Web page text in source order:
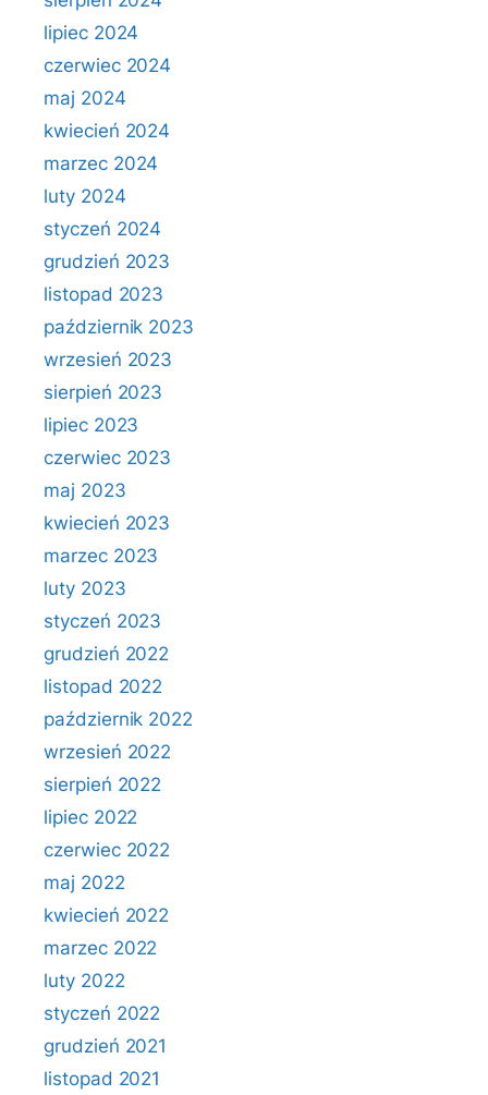
lipiec 2024
czerwiec 2024
maj 2024
kwiecień 2024
marzec 2024
luty 2024
styczeń 2024
grudzień 2023
listopad 2023
październik 2023
wrzesień 2023
sierpień 2023
lipiec 2023
czerwiec 2023
maj 2023
kwiecień 2023
marzec 2023
luty 2023
styczeń 2023
grudzień 2022
listopad 2022
październik 2022
wrzesień 2022
sierpień 2022
lipiec 2022
czerwiec 2022
maj 2022
kwiecień 2022
marzec 2022
luty 2022
styczeń 2022
grudzień 2021
listopad 2021